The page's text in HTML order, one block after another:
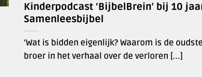
Kinderpodcast ‘BijbelBrein’ bij 10
Samenleesbijbel
‘Wat is bidden eigenlijk? Waarom is de
broer in het verhaal over de verloren [...]